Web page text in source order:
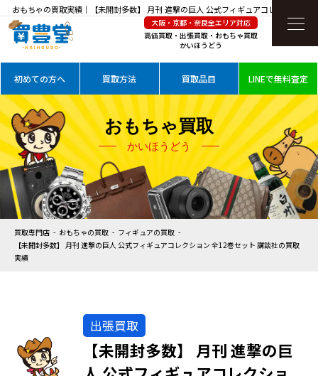
おもちゃの買取実績｜【未開封多数】 月刊 進撃の巨人 公式フィギュアコレクション 全
12巻セット 講談社を高価買取
大阪・京都・奈良全エリア対応
高価買取・出張買取・おもちゃ買取
かいほうどう
初めての方へ 買取方法 買取品目 LINEで無料査定
おもちゃ買取
かいほうどう
買取専門店 おもちゃの買取
フィギュアの買取
【未開封多数】 月刊 進撃の巨人 公式フィギュアコレクション 全12巻セット 講談社の買取
実績
出張買取
【未開封多数】 月刊 進撃の巨